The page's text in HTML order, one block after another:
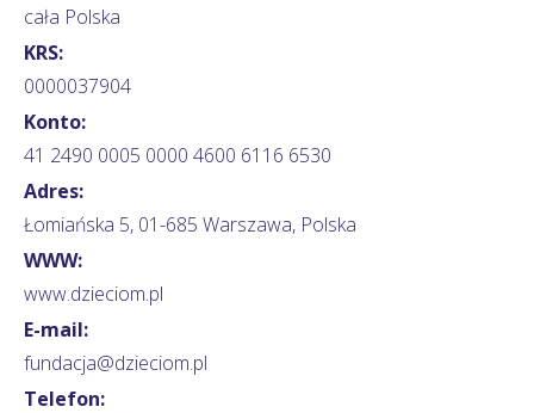
cała Polska
KRS:
0000037904
Konto:
41 2490 0005 0000 4600 6116 6530
Adres:
Łomiańska 5, 01-685 Warszawa, Polska
WWW:
www.dzieciom.pl
E-mail:
fundacja@dzieciom.pl
Telefon: